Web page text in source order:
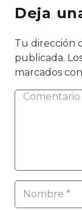
Deja
Tu dirección
publicada.
marcados con